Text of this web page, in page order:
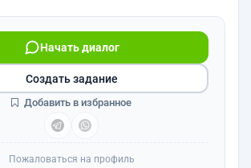
Начать диалог
Создать задание
Добавить в избранное
Пожаловаться на профиль